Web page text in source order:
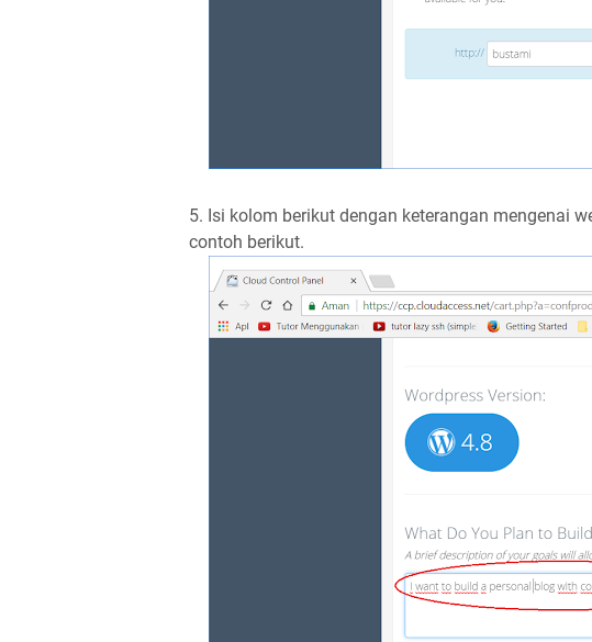
5. Isi kolom berikut dengan keterangan mengenai
contoh berikut.